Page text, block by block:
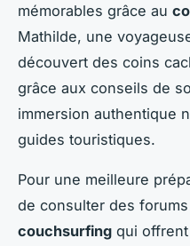
mémorables grâce au
Mathilde, une
découvert des coins
grâce aux conseils de
immersion authentique
guides touristiques.
Pour une meilleure
de consulter des
couchsurfing qui